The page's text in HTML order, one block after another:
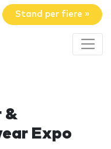
Stand per fiere »
&
Expo